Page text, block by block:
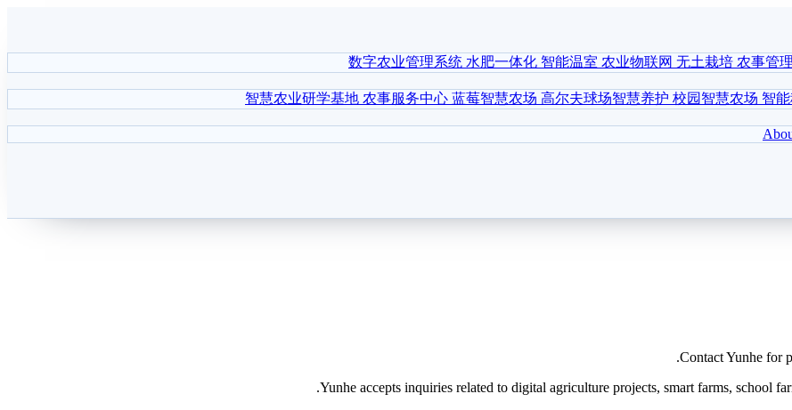
数字农业管理系统 水肥一体化 智能温室 农业物联网 无土栽培 农事管
智慧农业研学基地 农事服务中心 蓝莓智慧农场 高尔夫球场智慧养护 校园智慧农场 智
Contact Yunhe for
Yunhe accepts inquiries related to digital agriculture projects, smart farms, school